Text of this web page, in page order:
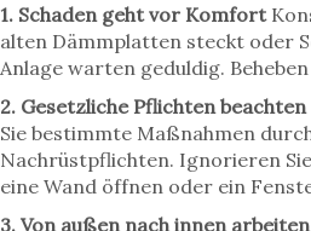
1. Schaden geht vor Komfort
alten Dämmplatten steckt oder
Anlage warten geduldig.
2. Gesetzliche Pflichten beachten
Sie bestimmte Maßnahmen
Nachrüstpflichten. Ignorieren
eine Wand öffnen oder ein
3. Von außen nach innen arbeiten